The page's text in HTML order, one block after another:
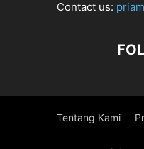
Contact us:
Tentang Kami